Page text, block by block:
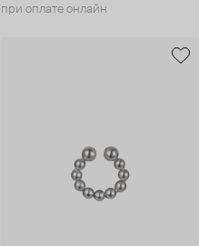
при оплате онлайн